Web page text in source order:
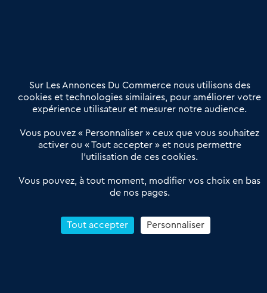
Offres Pro
Actualités
Qui sommes nous ?
Derniers articles
Réseau 3C : un partenaire national dédié aux transactions
Petitscommerces : Un partenariat au service du commerce de
proximité et des territoires
Reprendre un Restaurant Rapide
Sur Les Annonces Du Commerce nous utilisons des
cookies et technologies similaires, pour améliorer votre
expérience utilisateur et mesurer notre audience.
Vous pouvez « Personnaliser » ceux que vous souhaitez
activer ou « Tout accepter » et nous permettre
l’utilisation de ces cookies.
Vous pouvez, à tout moment, modifier vos choix en bas
de nos pages.
Tout accepter Personnaliser